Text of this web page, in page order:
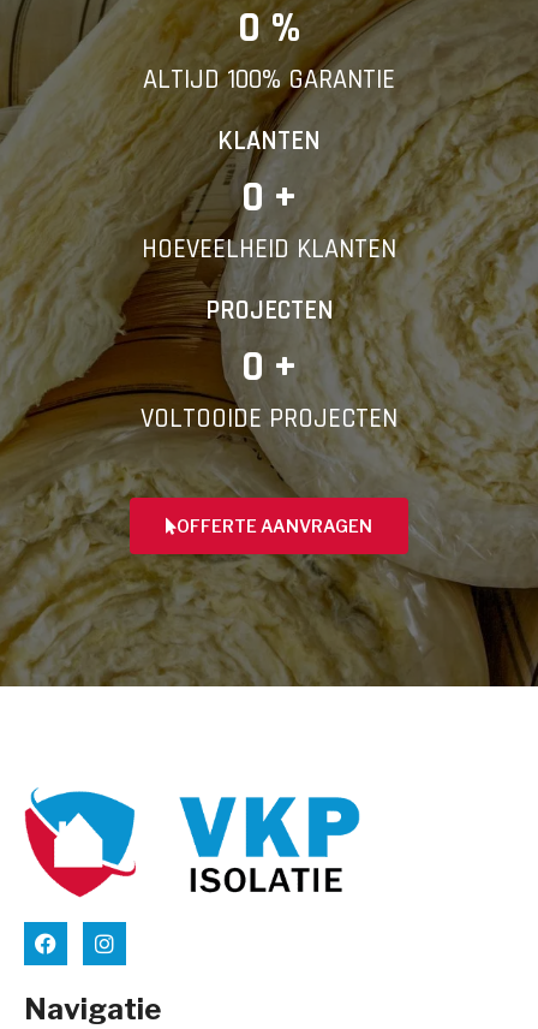
0 %
ALTIJD 100% GARANTIE
KLANTEN
0 +
HOEVEELHEID KLANTEN
PROJECTEN
0 +
VOLTOOIDE PROJECTEN
OFFERTE AANVRAGEN
Navigatie